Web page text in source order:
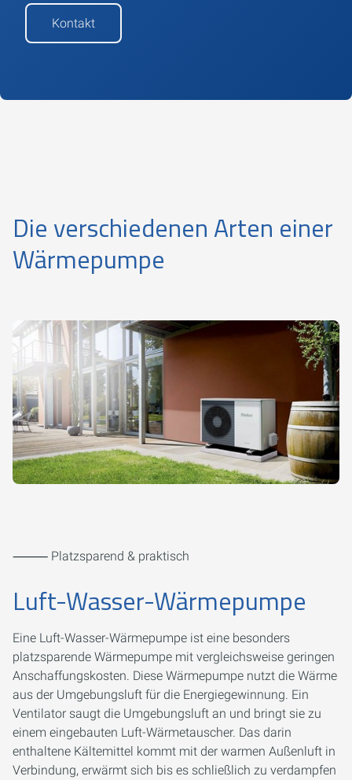
Kontakt
Die verschiedenen Arten einer
Wärmepumpe
⸻ Platzsparend & praktisch
Luft-Wasser-Wärmepumpe
Eine Luft-Wasser-Wärmepumpe ist eine besonders
platzsparende Wärmepumpe mit vergleichsweise geringen
Anschaffungskosten. Diese Wärmepumpe nutzt die Wärme
aus der Umgebungsluft für die Energiegewinnung. Ein
Ventilator saugt die Umgebungsluft an und bringt sie zu
einem eingebauten Luft-Wärmetauscher. Das darin
enthaltene Kältemittel kommt mit der warmen Außenluft in
Verbindung, erwärmt sich bis es schließlich zu verdampfen